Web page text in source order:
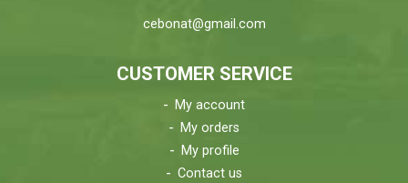
cebonat@gmail.com
CUSTOMER SERVICE
My account
My orders
My profile
Contact us